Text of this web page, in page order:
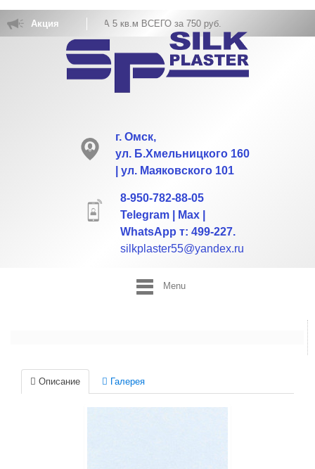
Акция
ОБОЕВ РАСХОД НА 5 кв.м ВСЕГО за 750 руб.
г. Омск,
ул. Б.Хмельницкого 160
| ул. Маяковского 101
8-950-782-88-05
Telegram | Max |
WhatsApp т: 499-227.
silkplaster55@yandex.ru
Menu
Описание Галерея